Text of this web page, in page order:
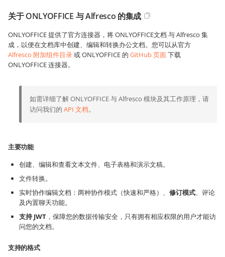
关于 ONLYOFFICE 与 Alfresco 的集成
ONLYOFFICE 提供了官方连接器，将 ONLYOFFICE文档 与 Alfresco 集
成，以便在文档库中创建、编辑和转换办公文档。您可以从官方
Alfresco 附加组件目录或 ONLYOFFICE 的 GitHub 页面下载
ONLYOFFICE 连接器。
如需详细了解 ONLYOFFICE 与 Alfresco 模块及其工作原理，请
访问我们的 API 文档。
主要功能
创建、编辑和查看文本文件、电子表格和演示文稿。
文件转换。
实时协作编辑文档：两种协作模式（快速和严格）、 修订模式、评论
及内置聊天功能。
支持 JWT ，保障您的数据传输安全，只有拥有相应权限的用户才能访
问您的文档。
支持的格式